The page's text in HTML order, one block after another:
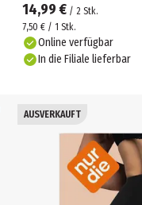
14,99 €/ 2 Stk.
7,50 € / 1 Stk.
Online verfügbar
In die Filiale lieferbar
AUSVERKAUFT